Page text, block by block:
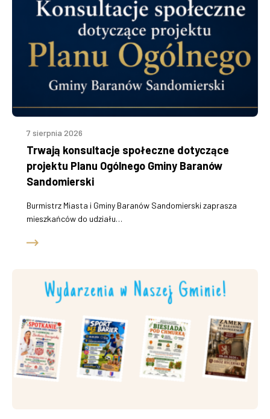
7 sierpnia 2026
Trwają konsultacje społeczne dotyczące
projektu Planu Ogólnego Gminy Baranów
Sandomierski
Burmistrz Miasta i Gminy Baranów Sandomierski zaprasza
mieszkańców do udziału…